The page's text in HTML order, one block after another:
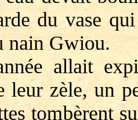
du vase
nain Gwiou.
allait
leur zèle, un
tombèrent